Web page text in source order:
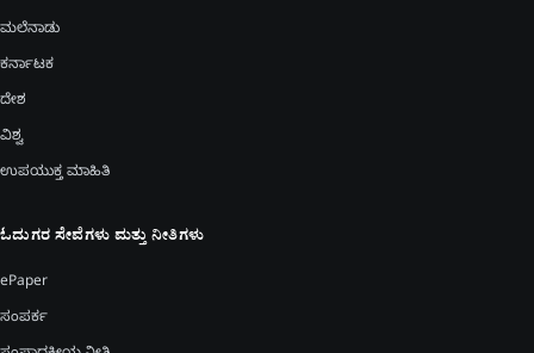
ಮಲೆನಾಡು
ಕರ್ನಾಟಕ
ದೇಶ
ವಿಶ್ವ
ಉಪಯುಕ್ತ ಮಾಹಿತಿ
ಓದುಗರ ಸೇವೆಗಳು ಮತ್ತು ನೀತಿಗಳು
ePaper
ಸಂಪರ್ಕ